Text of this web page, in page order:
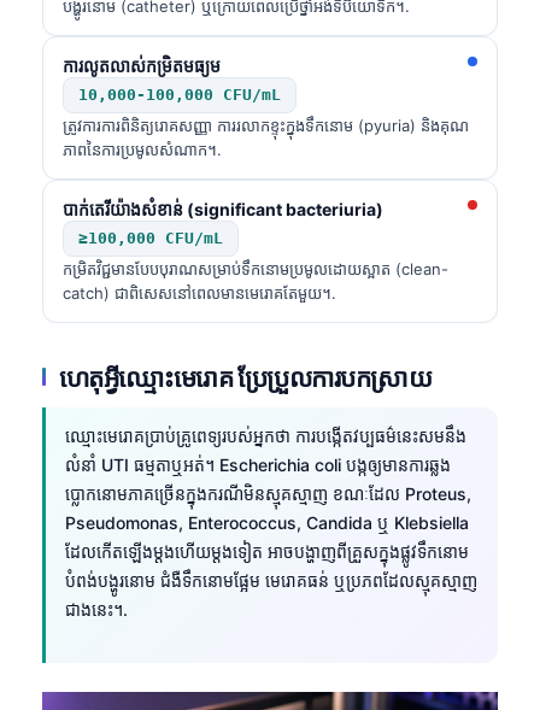
បង្ហូរនោម (catheter) ឬក្រោយពេលប្រើថ្នាំអង់ទីប៊ីយោទិក។.
ការលូតលាស់កម្រិតមធ្យម
10,000-100,000 CFU/mL
ត្រូវការការពិនិត្យរោគសញ្ញា ការរលាកខ្ទុះក្នុងទឹកនោម (pyuria) និងគុណ
ភាពនៃការប្រមូលសំណាក។.
បាក់តេរីយ៉ាងសំខាន់ (significant bacteriuria)
≥100,000 CFU/mL
កម្រិតវិជ្ជមានបែបបុរាណសម្រាប់ទឹកនោមប្រមូលដោយស្អាត (clean-
catch) ជាពិសេសនៅពេលមានមេរោគតែមួយ។.
ហេតុអ្វីឈ្មោះមេរោគ ប្រែប្រួលការបកស្រាយ
ឈ្មោះមេរោគប្រាប់គ្រូពេទ្យរបស់អ្នកថា ការបង្កើតវប្បធម៌នេះសមនឹង
លំនាំ UTI ធម្មតាឬអត់។ Escherichia coli បង្កឲ្យមានការឆ្លង
ប្លោកនោមភាគច្រើនក្នុងករណីមិនស្មុគស្មាញ ខណៈដែល Proteus,
Pseudomonas, Enterococcus, Candida ឬ Klebsiella
ដែលកើតឡើងម្តងហើយម្តងទៀត អាចបង្ហាញពីគ្រួសក្នុងផ្លូវទឹកនោម
បំពង់បង្ហូរនោម ជំងឺទឹកនោមផ្អែម មេរោគធន់ ឬប្រភពដែលស្មុគស្មាញ
ជាងនេះ។.